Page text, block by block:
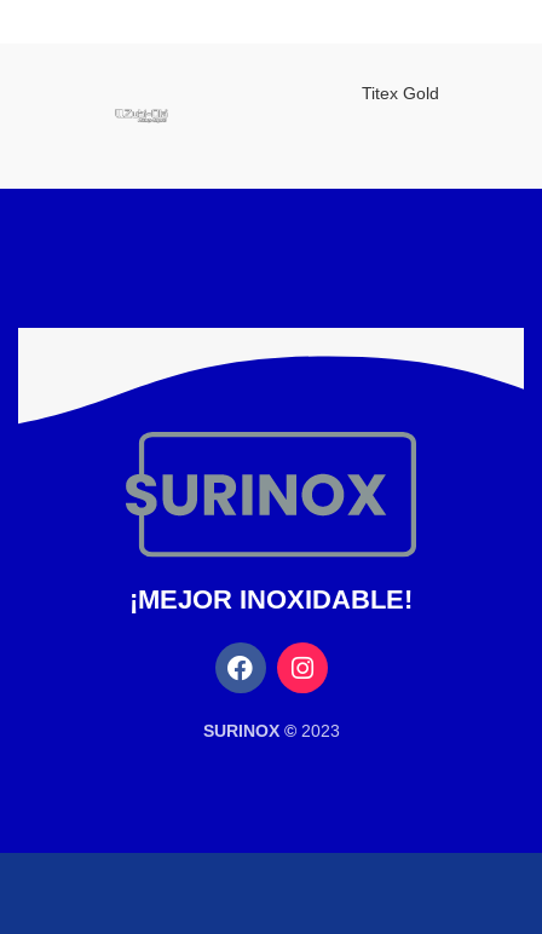
en cada uso.
Titex Gold
¡MEJOR INOXIDABLE!
SURINOX © 2023